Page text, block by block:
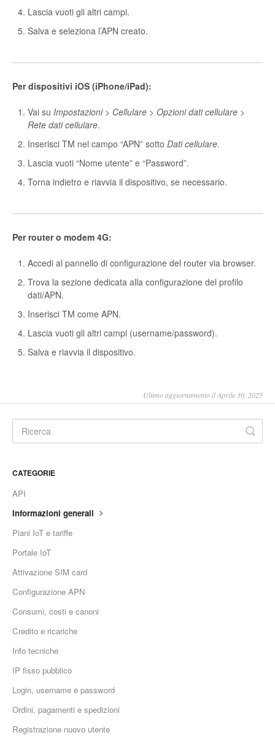
Lascia vuoti gli altri campi.
Salva e seleziona l’APN creato.
Per dispositivi iOS (iPhone/iPad):
Vai su Impostazioni> Cellulare > Opzioni dati cellulare >
Rete dati cellulare.
Inserisci TM nel campo “APN” sotto Dati cellulare.
Lascia vuoti “Nome utente” e “Password”.
Torna indietro e riavvia il dispositivo, se necessario.
Per router o modem 4G:
Accedi al pannello di configurazione del router via browser.
Trova la sezione dedicata alla configurazione del profilo
dati/APN.
Inserisci TM come APN.
Lascia vuoti gli altri campi (username/password).
Salva e riavvia il dispositivo.
Ultimo aggiornamento il Aprile 30, 2025
CATEGORIE
API
Informazioni generali
Piani IoT e tariffe
Portale IoT
Attivazione SIM card
Configurazione APN
Consumi, costi e canoni
Credito e ricariche
Info tecniche
IP fisso pubblico
Login, username e password
Ordini, pagamenti e spedizioni
Registrazione nuovo utente